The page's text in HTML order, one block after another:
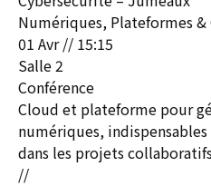
Numériques, Plateformes
01 Avr // 15:15
Salle 2
Conférence
Cloud et plateforme pour
numériques, indispensables
dans les projets
//